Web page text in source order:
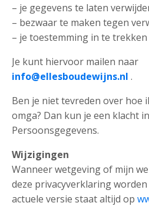
– je gegevens te laten
– bezwaar te maken tegen
– je toestemming in te trekken
Je kunt hiervoor mailen naar
info@ellesboudewijns.nl .
Ben je niet tevreden over hoe
omga? Dan kun je een klacht
Persoonsgegevens.
Wijzigingen
Wanneer wetgeving of mijn
deze privacyverklaring
actuele versie staat altijd op